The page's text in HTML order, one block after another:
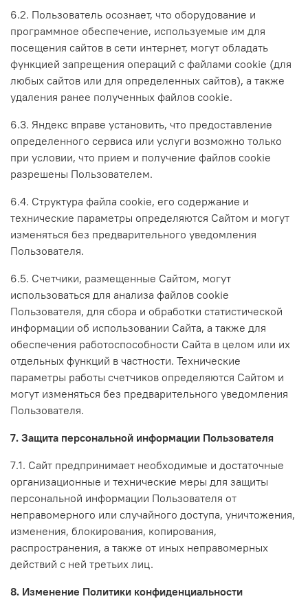
6.2. Пользователь осознает, что оборудование и
программное обеспечение, используемые им для
посещения сайтов в сети интернет, могут обладать
функцией запрещения операций с файлами cookie (для
любых сайтов или для определенных сайтов), а также
удаления ранее полученных файлов cookie.
6.3. Яндекс вправе установить, что предоставление
определенного сервиса или услуги возможно только
при условии, что прием и получение файлов cookie
разрешены Пользователем.
6.4. Структура файла cookie, его содержание и
технические параметры определяются Сайтом и могут
изменяться без предварительного уведомления
Пользователя.
6.5. Счетчики, размещенные Сайтом, могут
использоваться для анализа файлов cookie
Пользователя, для сбора и обработки статистической
информации об использовании Сайта, а также для
обеспечения работоспособности Сайта в целом или их
отдельных функций в частности. Технические
параметры работы счетчиков определяются Сайтом и
могут изменяться без предварительного уведомления
Пользователя.
7. Защита персональной информации Пользователя
7.1. Сайт предпринимает необходимые и достаточные
организационные и технические меры для защиты
персональной информации Пользователя от
неправомерного или случайного доступа, уничтожения,
изменения, блокирования, копирования,
распространения, а также от иных неправомерных
действий с ней третьих лиц.
8. Изменение Политики конфиденциальности